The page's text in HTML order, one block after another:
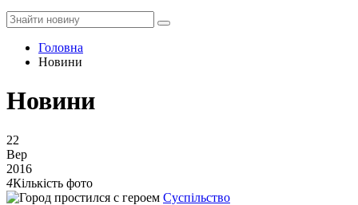
Головна
Новини
Новини
22
Вер
2016
4Кількість фото
Суспільство